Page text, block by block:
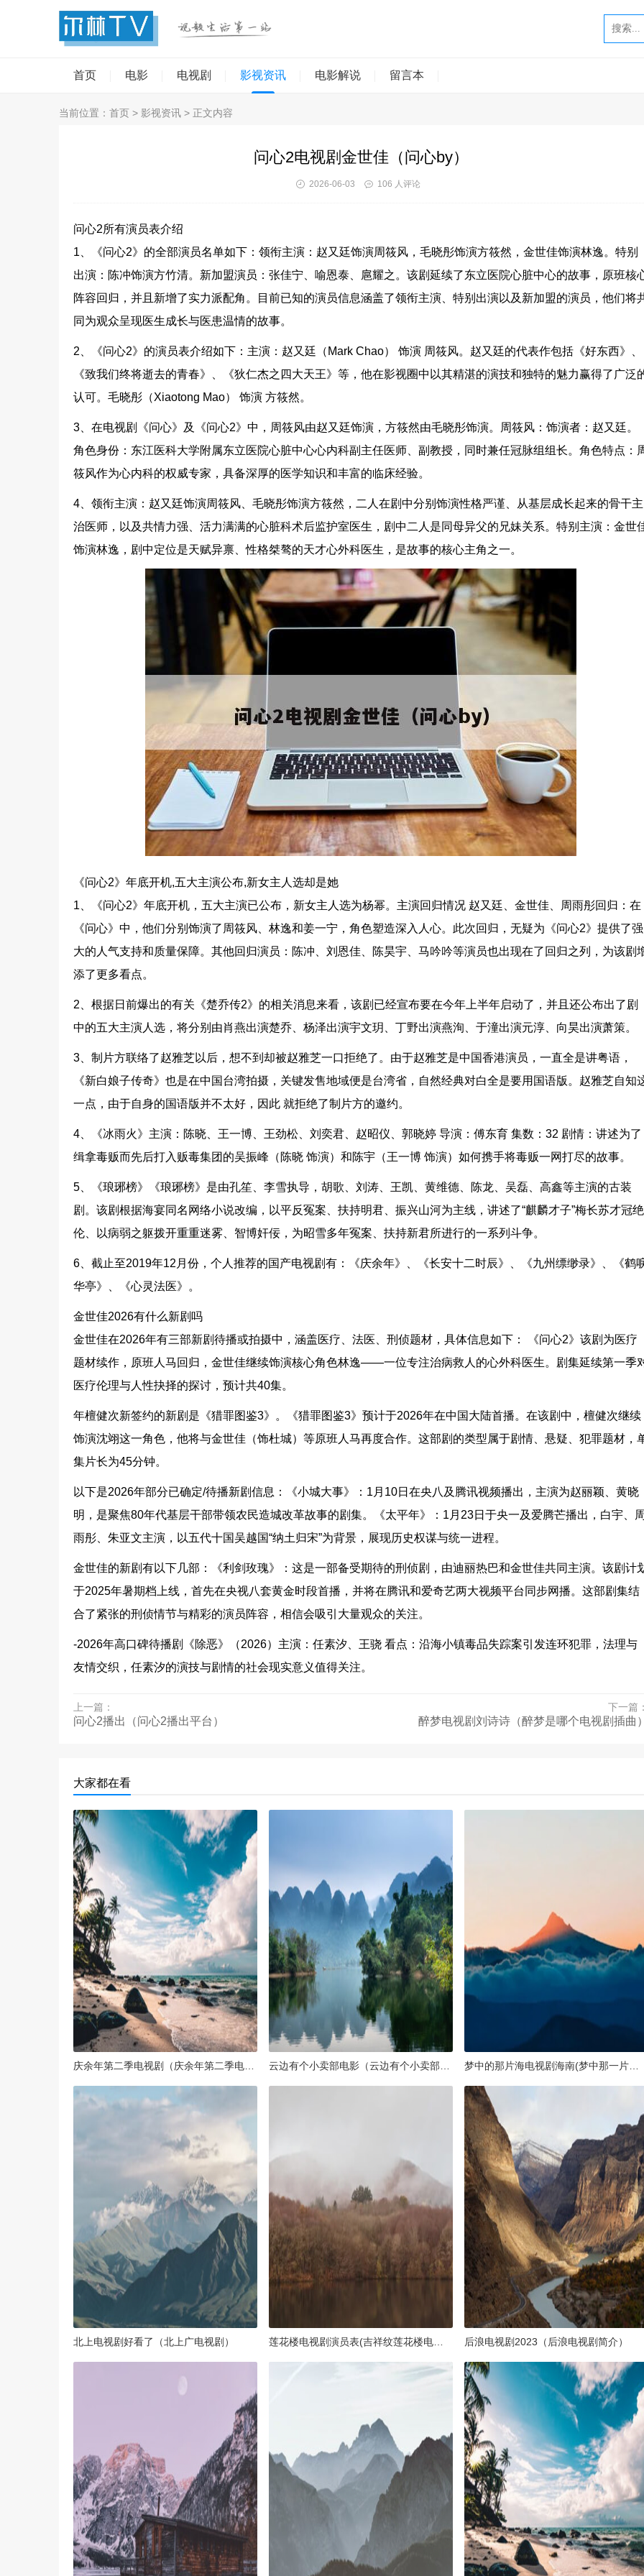
首页 电影 电视剧 影视资讯 电影解说 留言本
当前位置： 首页 > 影视资讯 > 正文内容
问心2电视剧金世佳（问心by）
2026-06-03 106 人评论
问心2所有演员表介绍
1、《问心2》的全部演员名单如下：领衔主演：赵又廷饰演周筱风，毛晓彤饰演方筱然，金世佳饰演林逸。特别
出演：陈冲饰演方竹清。新加盟演员：张佳宁、喻恩泰、扈耀之。该剧延续了东立医院心脏中心的故事，原班核
阵容回归，并且新增了实力派配角。目前已知的演员信息涵盖了领衔主演、特别出演以及新加盟的演员，他们将
同为观众呈现医生成长与医患温情的故事。
2、《问心2》的演员表介绍如下：主演：赵又廷（Mark Chao） 饰演 周筱风。赵又廷的代表作包括《好东西》、
《致我们终将逝去的青春》、《狄仁杰之四大天王》等，他在影视圈中以其精湛的演技和独特的魅力赢得了广泛
认可。毛晓彤（Xiaotong Mao） 饰演 方筱然。
3、在电视剧《问心》及《问心2》中，周筱风由赵又廷饰演，方筱然由毛晓彤饰演。周筱风：饰演者：赵又廷。
角色身份：东江医科大学附属东立医院心脏中心心内科副主任医师、副教授，同时兼任冠脉组组长。角色特点：
筱风作为心内科的权威专家，具备深厚的医学知识和丰富的临床经验。
4、领衔主演：赵又廷饰演周筱风、毛晓彤饰演方筱然，二人在剧中分别饰演性格严谨、从基层成长起来的骨干主
治医师，以及共情力强、活力满满的心脏科术后监护室医生，剧中二人是同母异父的兄妹关系。特别主演：金世
饰演林逸，剧中定位是天赋异禀、性格桀骜的天才心外科医生，是故事的核心主角之一。
《问心2》年底开机,五大主演公布,新女主人选却是她
1、《问心2》年底开机，五大主演已公布，新女主人选为杨幂。主演回归情况 赵又廷、金世佳、周雨彤回归：在
《问心》中，他们分别饰演了周筱风、林逸和姜一宁，角色塑造深入人心。此次回归，无疑为《问心2》提供了强
大的人气支持和质量保障。其他回归演员：陈冲、刘恩佳、陈昊宇、马吟吟等演员也出现在了回归之列，为该剧
添了更多看点。
2、根据日前爆出的有关《楚乔传2》的相关消息来看，该剧已经宣布要在今年上半年启动了，并且还公布出了剧
中的五大主演人选，将分别由肖燕出演楚乔、杨泽出演宇文玥、丁野出演燕洵、于潼出演元淳、向昊出演萧策。
3、制片方联络了赵雅芝以后，想不到却被赵雅芝一口拒绝了。由于赵雅芝是中国香港演员，一直全是讲粤语，
《新白娘子传奇》也是在中国台湾拍摄，关键发售地域便是台湾省，自然经典对白全是要用国语版。赵雅芝自知
一点，由于自身的国语版并不太好，因此 就拒绝了制片方的邀约。
4、《冰雨火》主演：陈晓、王一博、王劲松、刘奕君、赵昭仪、郭晓婷 导演：傅东育 集数：32 剧情：讲述为了
缉拿毒贩而先后打入贩毒集团的吴振峰（陈晓 饰演）和陈宇（王一博 饰演）如何携手将毒贩一网打尽的故事。
5、《琅琊榜》《琅琊榜》是由孔笙、李雪执导，胡歌、刘涛、王凯、黄维德、陈龙、吴磊、高鑫等主演的古装
剧。该剧根据海宴同名网络小说改编，以平反冤案、扶持明君、振兴山河为主线，讲述了“麒麟才子”梅长苏才冠绝
伦、以病弱之躯拨开重重迷雾、智博奸佞，为昭雪多年冤案、扶持新君所进行的一系列斗争。
6、截止至2019年12月份，个人推荐的国产电视剧有：《庆余年》、《长安十二时辰》、《九州缥缈录》、《鹤
华亭》、《心灵法医》。
金世佳2026有什么新剧吗
金世佳在2026年有三部新剧待播或拍摄中，涵盖医疗、法医、刑侦题材，具体信息如下： 《问心2》该剧为医疗
题材续作，原班人马回归，金世佳继续饰演核心角色林逸——一位专注治病救人的心外科医生。剧集延续第一季
医疗伦理与人性抉择的探讨，预计共40集。
年檀健次新签约的新剧是《猎罪图鉴3》。《猎罪图鉴3》预计于2026年在中国大陆首播。在该剧中，檀健次继续
饰演沈翊这一角色，他将与金世佳（饰杜城）等原班人马再度合作。这部剧的类型属于剧情、悬疑、犯罪题材，
集片长为45分钟。
以下是2026年部分已确定/待播新剧信息：《小城大事》：1月10日在央八及腾讯视频播出，主演为赵丽颖、黄晓
明，是聚焦80年代基层干部带领农民造城改革故事的剧集。《太平年》：1月23日于央一及爱腾芒播出，白宇、
雨彤、朱亚文主演，以五代十国吴越国“纳土归宋”为背景，展现历史权谋与统一进程。
金世佳的新剧有以下几部：《利剑玫瑰》：这是一部备受期待的刑侦剧，由迪丽热巴和金世佳共同主演。该剧计
于2025年暑期档上线，首先在央视八套黄金时段首播，并将在腾讯和爱奇艺两大视频平台同步网播。这部剧集结
合了紧张的刑侦情节与精彩的演员阵容，相信会吸引大量观众的关注。
-2026年高口碑待播剧《除恶》（2026）主演：任素汐、王骁 看点：沿海小镇毒品失踪案引发连环犯罪，法理与
友情交织，任素汐的演技与剧情的社会现实意义值得关注。
上一篇：
问心2播出（问心2播出平台）
下一篇
醉梦电视剧刘诗诗（醉梦是哪个电视剧插曲
大家都在看
庆余年第二季电视剧（庆余年第二季电视剧免费播放） 云边有个小卖部电影（云边有个小卖部电影定档） 梦中的那片海电视剧海南(梦中那一片花海李秀莲唱曲谱)
北上电视剧好看了（北上广电视剧） 后浪电视剧2023（后浪电视剧简介）